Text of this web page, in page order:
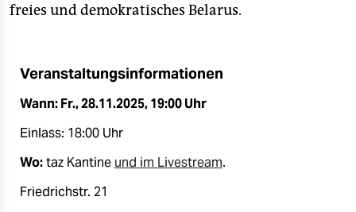
freies und demokratisches Belarus.
Veranstaltungsinformationen
Wann: Fr., 28.11.2025, 19:00 Uhr
Einlass: 18:00 Uhr
Wo:taz Kantine und im Livestream.
Friedrichstr. 21